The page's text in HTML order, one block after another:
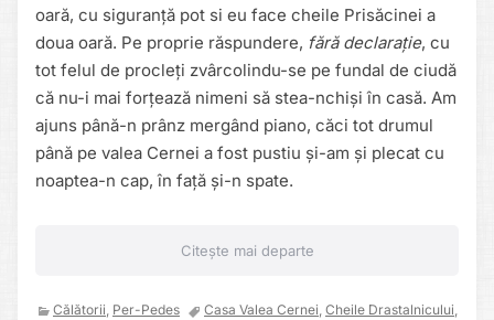
oară, cu siguranță pot si eu face cheile Prisăcinei a
doua oară. Pe proprie răspundere, fără declarație, cu
tot felul de procleți zvârcolindu-se pe fundal de ciudă
că nu-i mai forțează nimeni să stea-nchiși în casă. Am
ajuns până-n prânz mergând piano, căci tot drumul
până pe valea Cernei a fost pustiu și-am și plecat cu
noaptea-n cap, în față și-n spate.
Citește mai departe
Călătorii, Per-Pedes Casa Valea Cernei, Cheile Drastalnicului,